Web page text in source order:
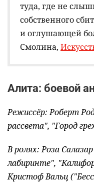
туда, где не
собственного
и оглушающей
Смолина,
Алита: боевой
Режиссёр: Роберт
рассвета", "Город
В ролях: Роза
лабиринте",
Кристоф Вальц